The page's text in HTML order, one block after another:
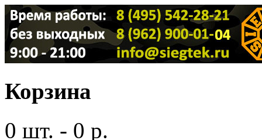
Корзина
0 шт. - 0 р.